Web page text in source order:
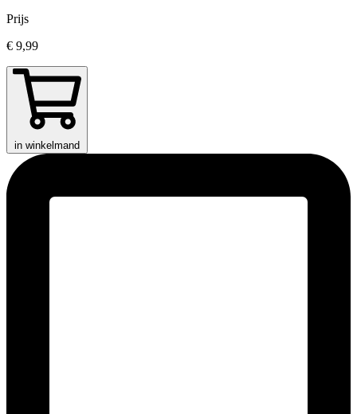
Prijs
€ 9,99
in winkelmand